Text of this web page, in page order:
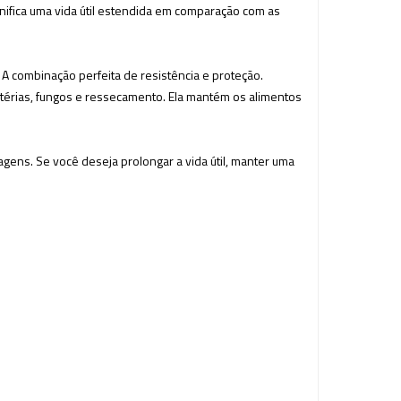
uma vida útil estendida em comparação com as
combinação perfeita de resistência e proteção.
fungos e ressecamento. Ela mantém os alimentos
Se você deseja prolongar a vida útil, manter uma